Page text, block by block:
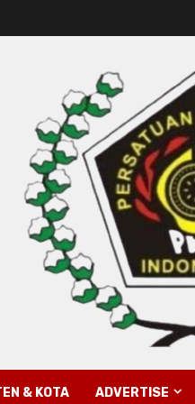
& KOTA ADVERTISE